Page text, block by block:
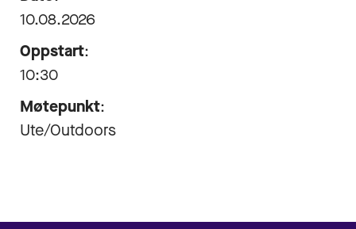
10.08.2026
Oppstart:
10:30
Møtepunkt:
Ute/Outdoors